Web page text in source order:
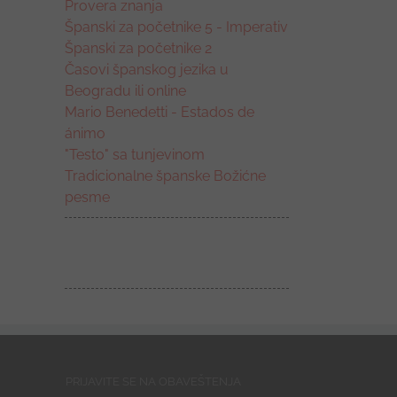
Provera znanja
Španski za početnike 5 - Imperativ
Španski za početnike 2
Časovi španskog jezika u
Beogradu ili online
Mario Benedetti - Estados de
ánimo
"Testo" sa tunjevinom
Tradicionalne španske Božićne
pesme